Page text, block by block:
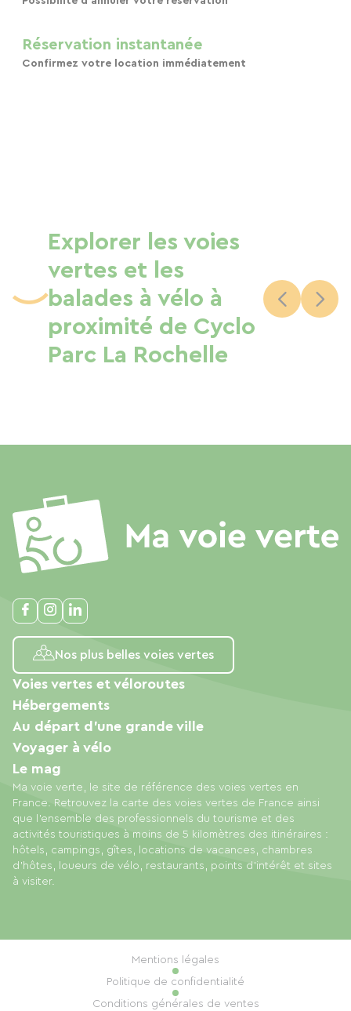
Réservation instantanée
Confirmez votre location immédiatement
Explorer les voies
vertes et les
balades à vélo à
proximité de Cyclo
Parc La Rochelle
Nos plus belles voies vertes
Ma voie verte, le site de référence des voies vertes en
France. Retrouvez la carte des voies vertes de France ainsi
que l'ensemble des professionnels du tourisme et des
activités touristiques à moins de 5 kilomètres des itinéraires :
hôtels, campings, gîtes, locations de vacances, chambres
d'hôtes, loueurs de vélo, restaurants, points d'intérêt et sites
à visiter.
Voies vertes et véloroutes
Hébergements
Au départ d'une grande ville
Voyager à vélo
Le mag
Mentions légales
Politique de confidentialité
Conditions générales de ventes